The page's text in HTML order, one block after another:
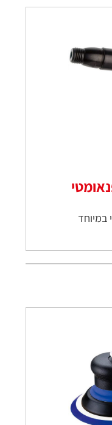
במיוחד